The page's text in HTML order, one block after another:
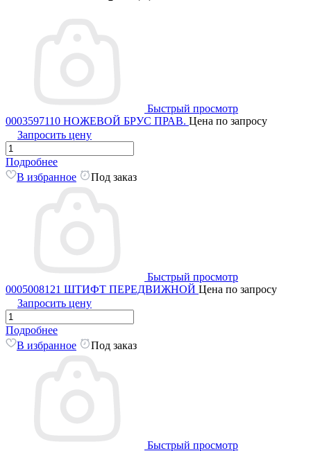
Быстрый просмотр
0003597110 НОЖЕВОЙ БРУС ПРАВ. Цена по запросу
Запросить цену
Подробнее
В избранное
Под заказ
Быстрый просмотр
0005008121 ШТИФТ ПЕРЕДВИЖНОЙ Цена по запросу
Запросить цену
Подробнее
В избранное
Под заказ
Быстрый просмотр